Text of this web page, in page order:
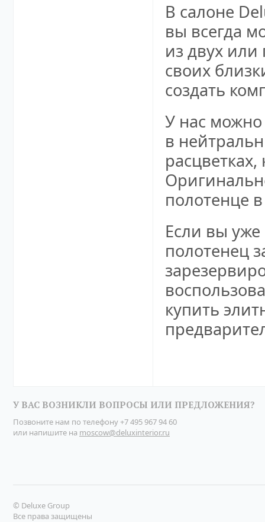
В салоне
вы всегда
из двух
своих
создать
У нас
в
полотенце
Если вы
полотенец
купить
У ВАС ВОЗНИКЛИ ВОПРОСЫ ИЛИ ПРЕДЛОЖЕНИЯ?
Позвоните нам по телефону+7 495 967 94 60
или напишите на moscow@deluxinterior.ru
© Deluxe Group
Все права защищены